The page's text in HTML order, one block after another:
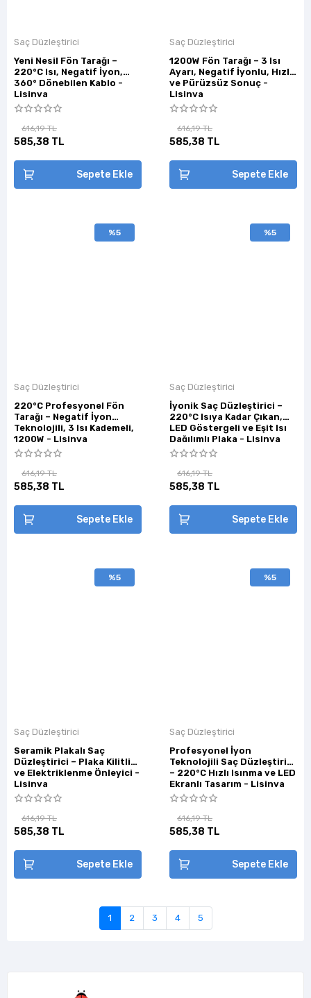
Saç Düzleştirici
Yeni Nesil Fön Tarağı –
220°C Isı, Negatif İyon,
360° Dönebilen Kablo -
Lisinya
616,19 TL
585,38 TL
Sepete Ekle
Saç Düzleştirici
1200W Fön Tarağı – 3 Isı
Ayarı, Negatif İyonlu, Hızlı
ve Pürüzsüz Sonuç -
Lisinya
616,19 TL
585,38 TL
Sepete Ekle
%5
Saç Düzleştirici
220°C Profesyonel Fön
Tarağı – Negatif İyon
Teknolojili, 3 Isı Kademeli,
1200W - Lisinya
616,19 TL
585,38 TL
Sepete Ekle
%5
Saç Düzleştirici
İyonik Saç Düzleştirici –
220°C Isıya Kadar Çıkan,
LED Göstergeli ve Eşit Isı
Dağılımlı Plaka - Lisinya
616,19 TL
585,38 TL
Sepete Ekle
%5
Saç Düzleştirici
Seramik Plakalı Saç
Düzleştirici – Plaka Kilitli
ve Elektriklenme Önleyici -
Lisinya
616,19 TL
585,38 TL
Sepete Ekle
%5
Saç Düzleştirici
Profesyonel İyon
Teknolojili Saç Düzleştirici
– 220°C Hızlı Isınma ve LED
Ekranlı Tasarım - Lisinya
616,19 TL
585,38 TL
Sepete Ekle
1 2 3 4 5